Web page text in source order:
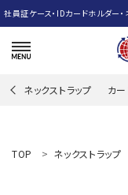
社員証ケース・IDカードホルダー
ネックストラップ カー
TOP ネックストラップ